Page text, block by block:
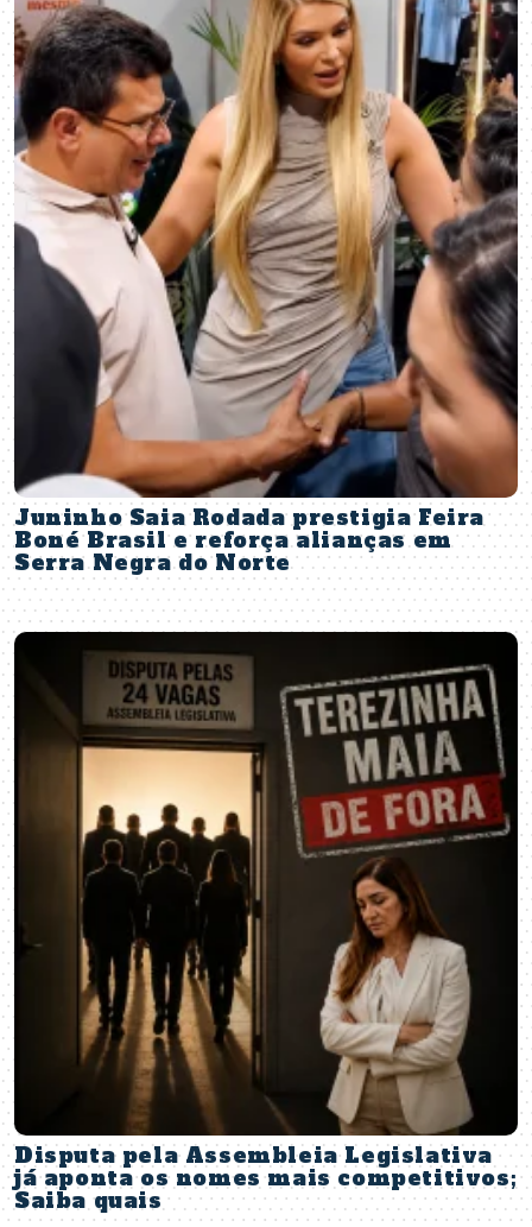
Juninho Saia Rodada prestigia Feira
Boné Brasil e reforça alianças em
Serra Negra do Norte
Disputa pela Assembleia Legislativa
já aponta os nomes mais competitivos;
Saiba quais